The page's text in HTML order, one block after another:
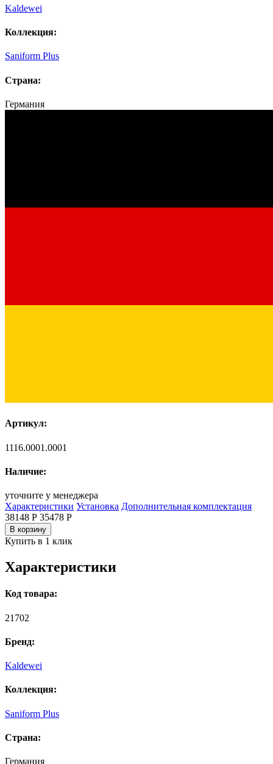
Kaldewei
Коллекция:
Saniform Plus
Страна:
Германия
Артикул:
1116.0001.0001
Наличие:
уточните у менеджера
Характеристики Установка Дополнительная комплектация
38148 Р 35478 Р
В корзину
Купить в 1 клик
Характеристики
Код товара:
21702
Бренд:
Kaldewei
Коллекция:
Saniform Plus
Страна:
Германия